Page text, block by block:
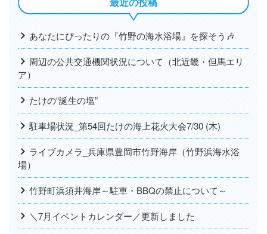
あなたにぴったりの『竹野の海水浴場』を探そう🎶
周辺の公共交通機関状況について（北近畿・但馬エリ
ア）
たけの“誕生の塩”
駐車場状況_第54回たけの海上花火大会7/30 (木)
ライブカメラ_兵庫県豊岡市竹野海岸（竹野浜海水浴
場）
竹野町浜須井海岸～駐車・BBQの禁止について～
＼7月イベントカレンダー／更新しました